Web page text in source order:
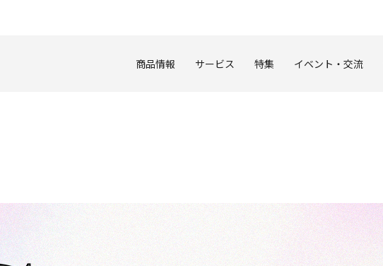
商品情報 サービス 特集 イベント・交流